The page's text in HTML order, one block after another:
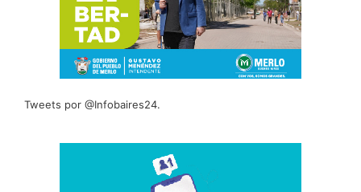
Tweets por @Infobaires24.